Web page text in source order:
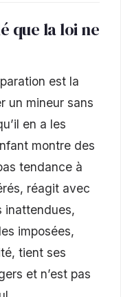
que la loi ne
est la
un mineur sans
en a les
montre des
tendance à
réagit avec
inattendues,
imposées,
tient ses
et n’est pas